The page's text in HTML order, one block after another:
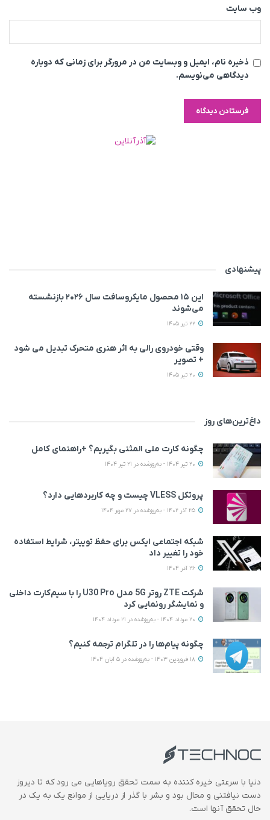
وب‌ سایت
ذخیره نام، ایمیل و وبسایت من در مرورگر برای زمانی که دوباره
دیدگاهی می‌نویسم.
پیشنهادی
این ۱۵ محصول مایکروسافت سال ۲۰۲۶ بازنشسته
می‌شوند
وقتی خودروی رالی به اثر هنری متحرک تبدیل می‌ شود
+ تصویر
داغ‌ترین‌های روز
چگونه کارت ملی المثنی بگیریم؟ +راهنمای کامل
پروتکل VLESS چیست و چه کاربردهایی دارد؟
شبکه اجتماعی ایکس برای حفظ توییتر، شرایط استفاده
خود را تغییر داد
شرکت ZTE روتر 5G مدل U30 Pro را با سیم‌کارت داخلی
و نمایشگر رونمایی کرد
چگونه پیام‌ها را در تلگرام ترجمه کنیم؟
دنیا با سرعتی خیره کننده به سمت تحقق رویاهایی می رود که تا دیروز
دست نیافتنی و محال بود و بشر با گذر از دریایی از موانع یک به یک در
حال تحقق آنها است.